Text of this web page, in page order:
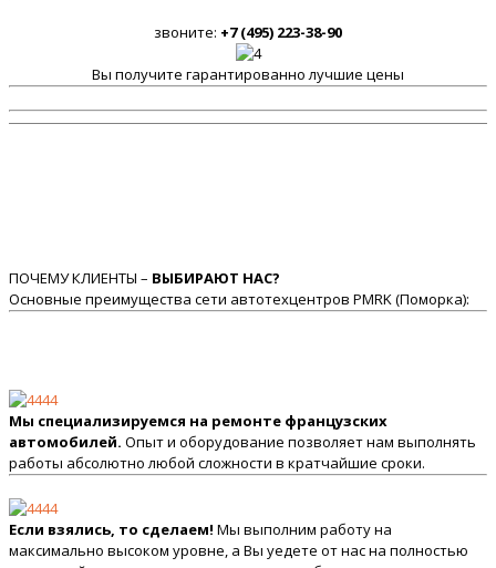
звоните: +7 (495) 223-38-90
Вы получите гарантированно лучшие цены
ПОЧЕМУ КЛИЕНТЫ – ВЫБИРАЮТ НАС?
Основные преимущества сети автотехцентров PMRK (Поморка):
Мы специализируемся на ремонте французских
автомобилей. Опыт и оборудование позволяет нам выполнять
работы абсолютно любой сложности в кратчайшие сроки.
Если взялись, то сделаем! Мы выполним работу на
максимально высоком уровне, а Вы уедете от нас на полностью